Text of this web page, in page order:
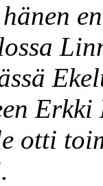
hänen
Erkki
otti